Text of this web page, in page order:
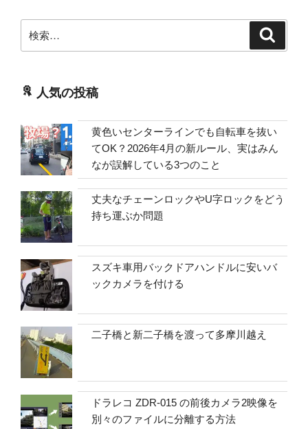
索:
人気の投稿
黄色いセンターラインでも自転車を抜い
てOK？2026年4月の新ルール、実はみん
なが誤解している3つのこと
丈夫なチェーンロックやU字ロックをどう
持ち運ぶか問題
スズキ車用バックドアハンドルに安いバ
ックカメラを付ける
二子橋と新二子橋を渡って多摩川越え
ドラレコ ZDR-015 の前後カメラ2映像を
別々のファイルに分離する方法